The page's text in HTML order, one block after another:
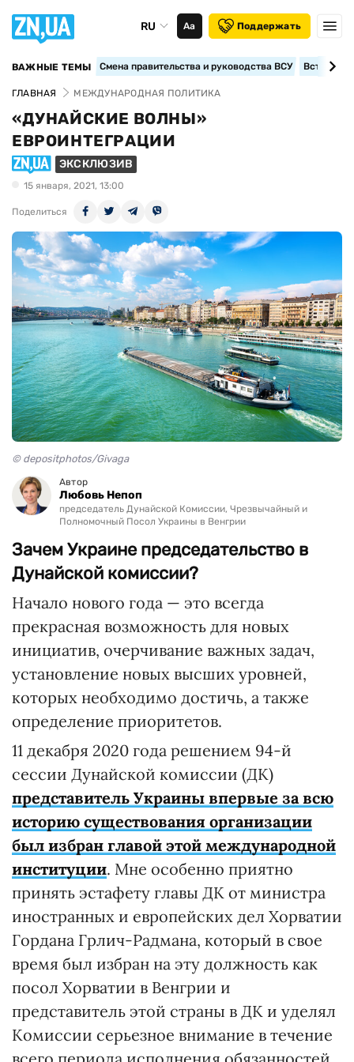
RU Аа Поддержать
ВАЖНЫЕ ТЕМЫ Смена правительства и руководства ВСУ
ГЛАВНАЯ МЕЖДУНАРОДНАЯ ПОЛИТИКА
«ДУНАЙСКИЕ ВОЛНЫ»
ЕВРОИНТЕГРАЦИИ
ЭКСКЛЮЗИВ
15 января, 2021, 13:00
Поделиться
© depositphotos/Givaga
Автор
Любовь Непоп
председатель Дунайской Комиссии, Чрезвычайный и
Полномочный Посол Украины в Венгрии
Зачем Украине председательство в
Дунайской комиссии?
Начало нового года — это всегда
прекрасная возможность для новых
инициатив, очерчивание важных задач,
установление новых высших уровней,
которых необходимо достичь, а также
определение приоритетов.
11 декабря 2020 года решением 94-й
сессии Дунайской комиссии (ДК)
представитель Украины впервые за всю
историю существования организации
был избран главой этой международной
институции. Мне особенно приятно
принять эстафету главы ДК от министра
иностранных и европейских дел Хорватии
Гордана Грлич-Радмана, который в свое
время был избран на эту должность как
посол Хорватии в Венгрии и
представитель этой страны в ДК и уделял
Комиссии серьезное внимание в течение